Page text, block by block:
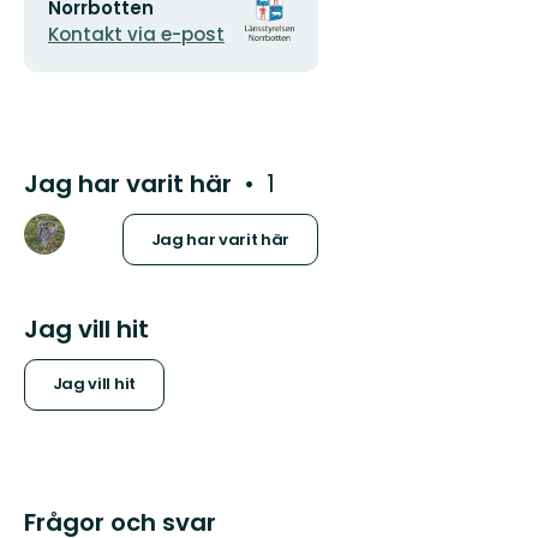
Norrbotten
Kontakt via e-post
Jag har varit här 1
Jag har varit här
Jag vill hit
Jag vill hit
Frågor och svar